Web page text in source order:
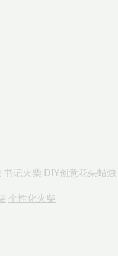
书记火柴 DIY创意花朵蜡烛
个性化火柴